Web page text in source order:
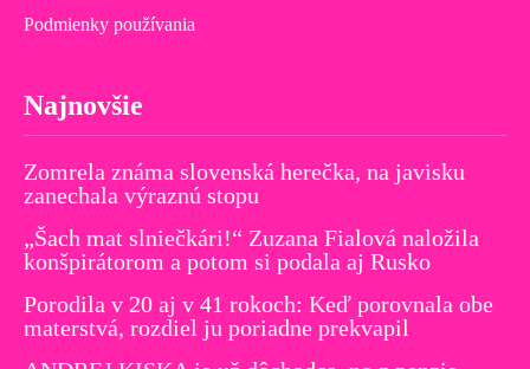
Podmienky používania
Najnovšie
Zomrela známa slovenská herečka, na javisku
zanechala výraznú stopu
„Šach mat slniečkári!“ Zuzana Fialová naložila
konšpirátorom a potom si podala aj Rusko
Porodila v 20 aj v 41 rokoch: Keď porovnala obe
materstvá, rozdiel ju poriadne prekvapil